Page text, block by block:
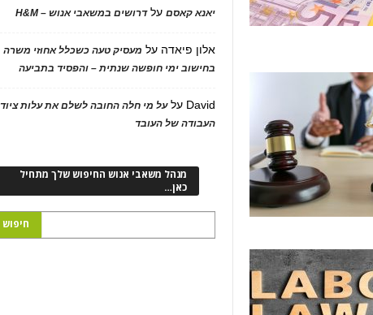
יאנא קאסםעלדרושים במשאבי אנוש – H&M
אלון פיאדה על מעסיק טעה כשכלל אחוזי משרה
בחישוב ימי חופשה שנתית – והפסיד בתביעה
David עלעל מי חלה החובה לשלם את עלות ציוד
העבודה של העובד
מנהל משאבי אנוש החיפוש שלך מתחיל
כאן…